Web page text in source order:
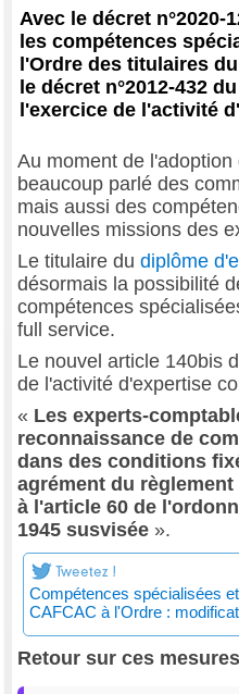
Avec le décret n°2020-
les compétences
l'Ordre des titulaires
le décret n°2012-432
l'exercice de l'activité
Au moment de
beaucoup parlé des
mais aussi des
nouvelles missions des
Le titulaire du diplôme
désormais la possibilité
compétences
full service.
Le nouvel article 140bis
de l'activité d'expertise
« Les experts-
reconnaissance de
dans des conditions
agrément du
à l'article 60 de
1945 susvisée ».
Compétences spécialisées
CAFCAC à l'Ordre :
Retour sur ces